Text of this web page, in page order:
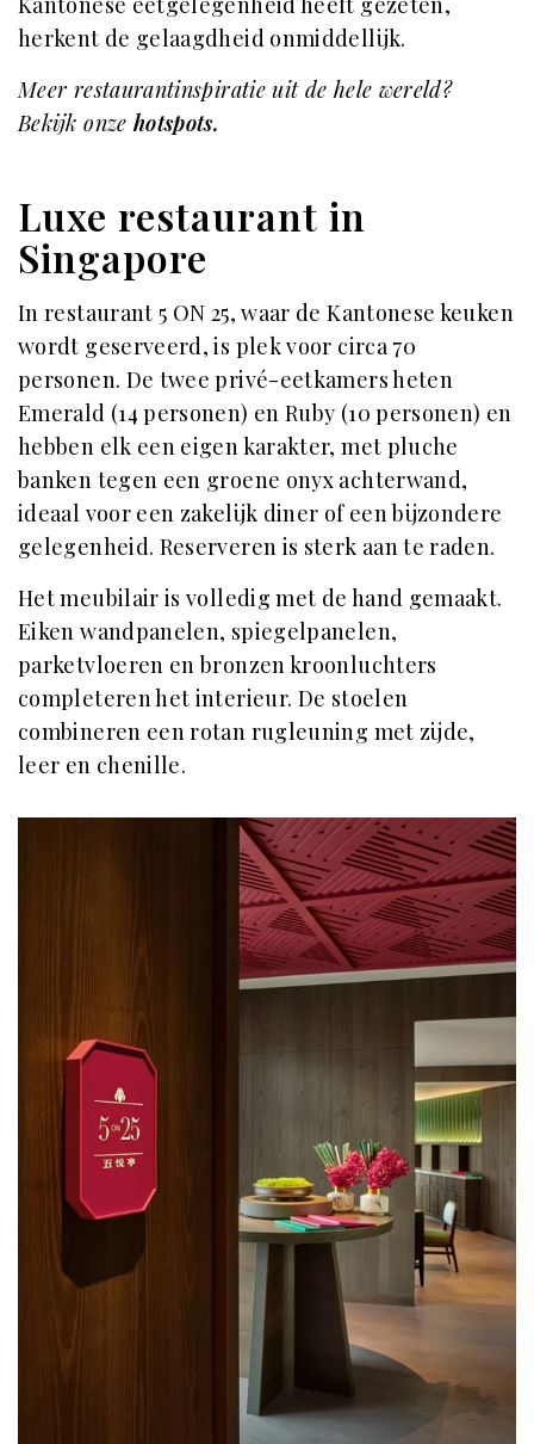
herkent de gelaagdheid onmiddellijk.
Meer restaurantinspiratie uit de hele wereld?
Bekijk onzehotspots.
Luxe restaurant in
Singapore
In restaurant 5 ON 25, waar de Kantonese keuken
wordt geserveerd, is plek voor circa 70
personen. De twee privé-eetkamers heten
Emerald (14 personen) en Ruby (10 personen) en
hebben elk een eigen karakter, met pluche
banken tegen een groene onyx achterwand,
ideaal voor een zakelijk diner of een bijzondere
gelegenheid. Reserveren is sterk aan te raden.
Het meubilair is volledig met de hand gemaakt.
Eiken wandpanelen, spiegelpanelen,
parketvloeren en bronzen kroonluchters
completeren het interieur. De stoelen
combineren een rotan rugleuning met zijde,
leer en chenille.